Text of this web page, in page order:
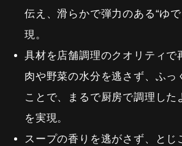
伝え、滑らかで弾力のある“ゆ
現。
具材を店舗調理のクオリティで
肉や野菜の水分を逃さず、ふっ
ことで、まるで厨房で調理した
を実現。
スープの香りを逃がさず、とじ